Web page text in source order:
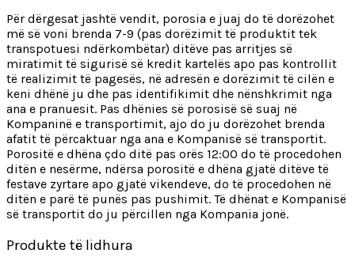
Për dërgesat jashtë vendit, porosia e juaj do të dorëzohet
më së voni brenda 7-9 (pas dorëzimit të produktit tek
transpotuesi ndërkombëtar) ditëve pas arritjes së
miratimit të sigurisë së kredit kartelës apo pas kontrollit
të realizimit të pagesës, në adresën e dorëzimit të cilën e
keni dhënë ju dhe pas identifikimit dhe nënshkrimit nga
ana e pranuesit. Pas dhënies së porosisë së suaj në
Kompaninë e transportimit, ajo do ju dorëzohet brenda
afatit të përcaktuar nga ana e Kompanisë së transportit.
Porositë e dhëna çdo ditë pas orës 12:00 do të procedohen
ditën e nesërme, ndërsa porositë e dhëna gjatë ditëve të
festave zyrtare apo gjatë vikendeve, do të procedohen në
ditën e parë të punës pas pushimit. Të dhënat e Kompanisë
së transportit do ju përcillen nga Kompania jonë.
Produkte të lidhura